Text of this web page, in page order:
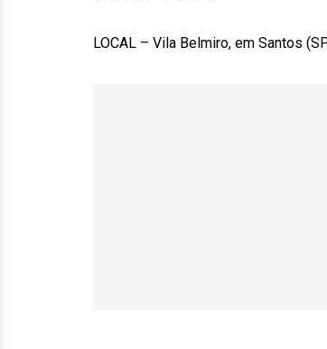
LOCAL – Vila Belmiro, em Santos